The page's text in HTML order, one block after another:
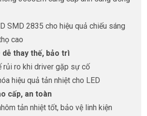
SMD 2835 cho hiệu quả chiếu sáng
cao
thay thế, bảo trì
rủi ro khi driver gặp sự cố
hiệu quả tản nhiệt cho LED
cấp, an toàn
tản nhiệt tốt, bảo vệ linh kiện